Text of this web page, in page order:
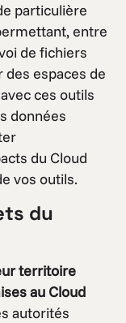
particulière
entre
de fichiers
espaces de
ces outils
données
du Cloud
vos outils.
du
territoire
au Cloud
autorités